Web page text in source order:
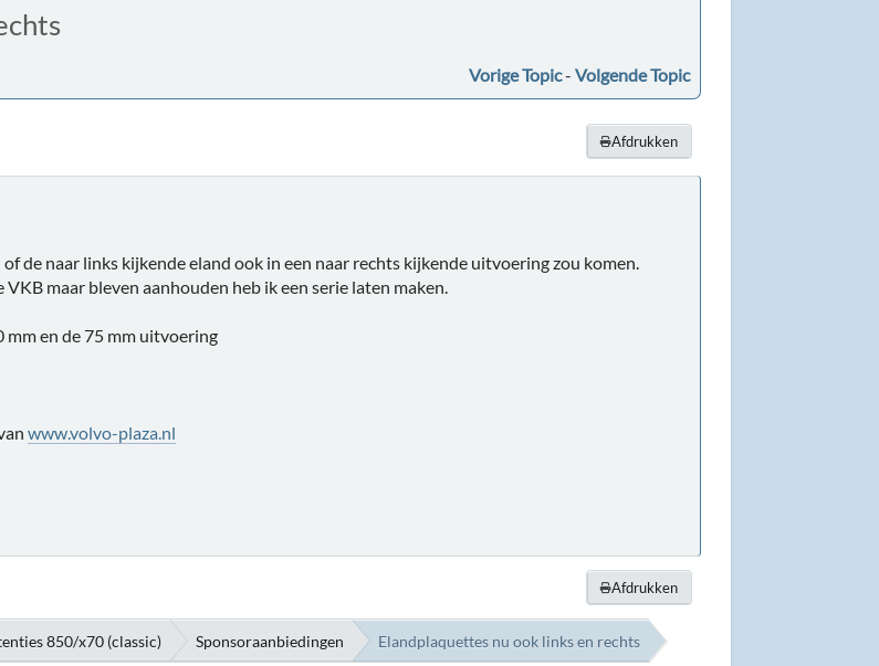
Vorige Topic- Volgende Topic
Afdrukken
de naar links kijkende eland ook in een naar rechts kijkende uitvoering zou komen.
maar bleven aanhouden heb ik een serie laten maken.
mm en de 75 mm uitvoering
www.volvo-plaza.nl
Afdrukken
850/x70 (classic) Sponsoraanbiedingen Elandplaquettes nu ook links en rechts